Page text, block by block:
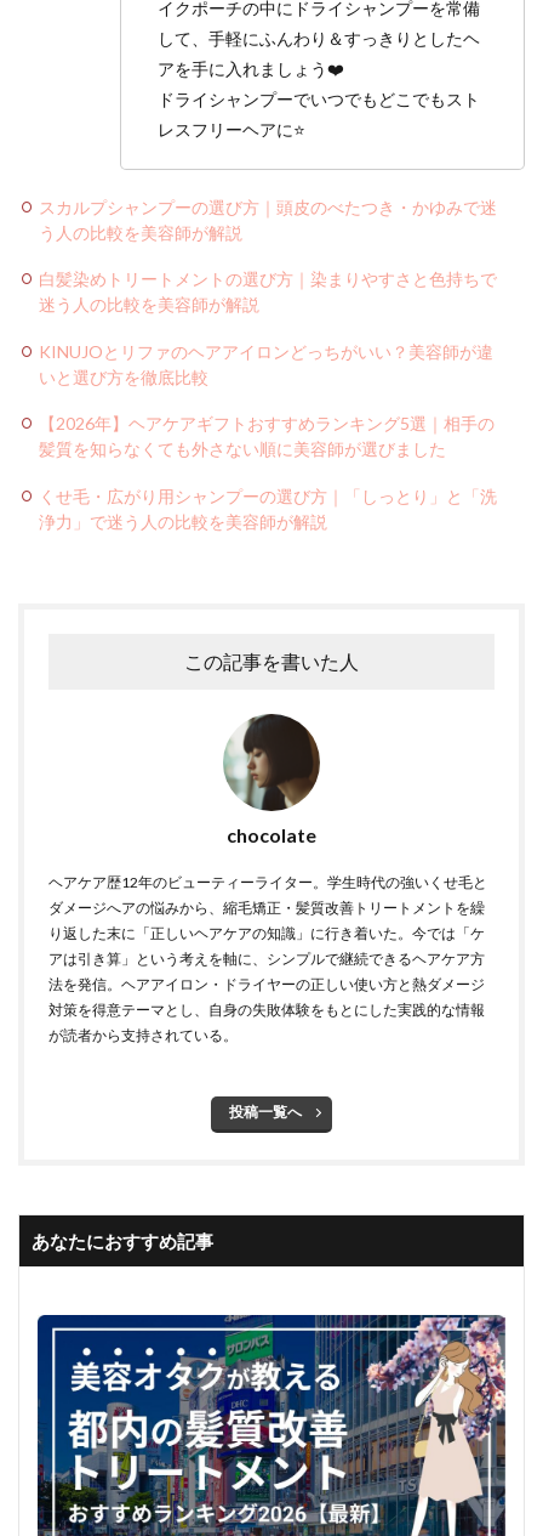
イクポーチの中にドライシャンプーを常備
して、手軽にふんわり＆すっきりとしたヘ
アを手に入れましょう❤️
ドライシャンプーでいつでもどこでもスト
レスフリーヘアに⭐️
スカルプシャンプーの選び方｜頭皮のべたつき・かゆみで迷
う人の比較を美容師が解説
白髪染めトリートメントの選び方｜染まりやすさと色持ちで
迷う人の比較を美容師が解説
KINUJOとリファのヘアアイロンどっちがいい？美容師が違
いと選び方を徹底比較
【2026年】ヘアケアギフトおすすめランキング5選｜相手の
髪質を知らなくても外さない順に美容師が選びました
くせ毛・広がり用シャンプーの選び方｜「しっとり」と「洗
浄力」で迷う人の比較を美容師が解説
この記事を書いた人
chocolate
ヘアケア歴12年のビューティーライター。学生時代の強いくせ毛と
ダメージへアの悩みから、縮毛矯正・髪質改善トリートメントを繰
り返した末に「正しいヘアケアの知識」に行き着いた。今では「ケ
アは引き算」という考えを軸に、シンプルで継続できるヘアケア方
法を発信。ヘアアイロン・ドライヤーの正しい使い方と熱ダメージ
対策を得意テーマとし、自身の失敗体験をもとにした実践的な情報
が読者から支持されている。
投稿一覧へ
あなたにおすすめ記事